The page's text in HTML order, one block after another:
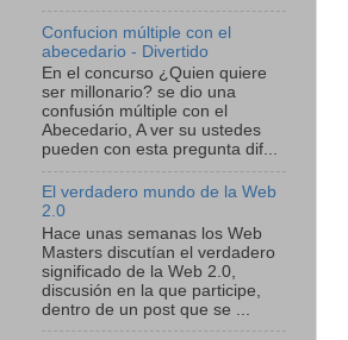
Confucion múltiple con el
abecedario - Divertido
En el concurso ¿Quien quiere
ser millonario? se dio una
confusión múltiple con el
Abecedario, A ver su ustedes
pueden con esta pregunta dif...
El verdadero mundo de la Web
2.0
Hace unas semanas los Web
Masters discutían el verdadero
significado de la Web 2.0,
discusión en la que participe,
dentro de un post que se ...